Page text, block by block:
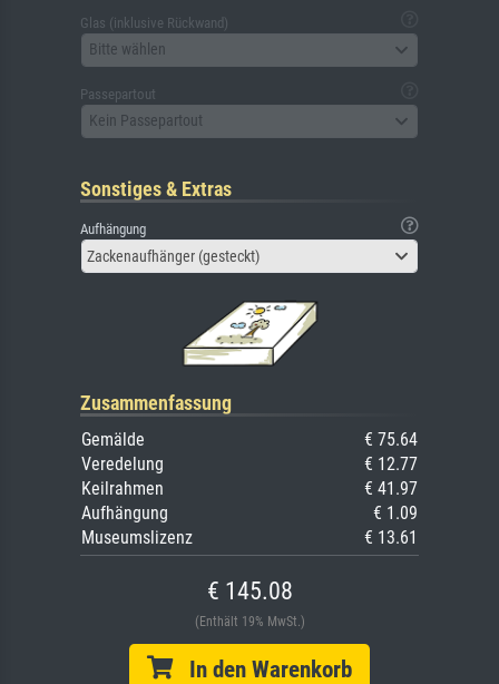
Glas (inklusive Rückwand)
Bitte wählen
Passepartout
Kein Passepartout
Sonstiges & Extras
Aufhängung
Zackenaufhänger (gesteckt)
Zusammenfassung
Gemälde
€ 75.64
Veredelung
€ 12.77
Keilrahmen
€ 41.97
Aufhängung
€ 1.09
Museumslizenz
€ 13.61
€ 145.08
(Enthält 19% MwSt.)
In den Warenkorb